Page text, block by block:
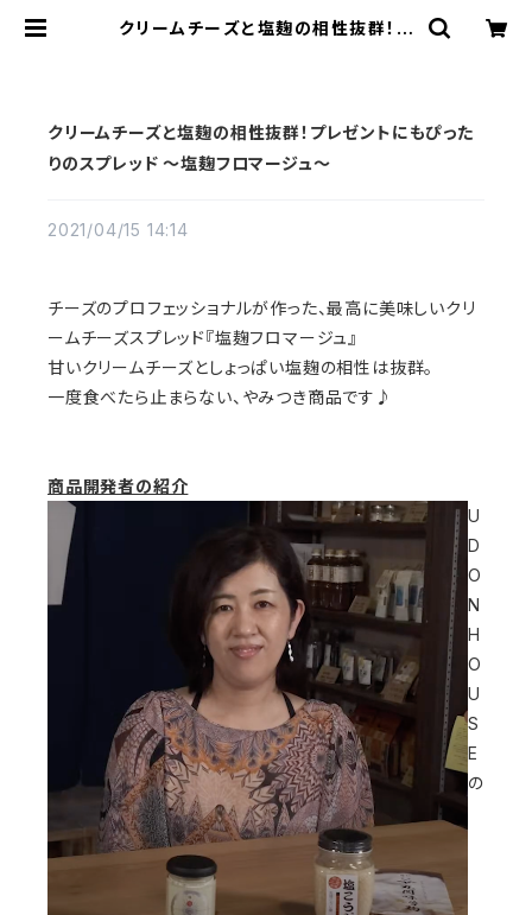
クリームチーズと塩麹の相性抜群！プ
クリームチーズと塩麹の相性抜群！プレゼントにもぴった
りのスプレッド 〜塩麹フロマージュ〜
2021/04/15 14:14
チーズのプロフェッショナルが作った、最高に美味しいクリ
ームチーズスプレッド『塩麹フロマージュ』
甘いクリームチーズとしょっぱい塩麹の相性は抜群。
一度食べたら止まらない、やみつき商品です♪
商品開発者の紹介
U
D
O
N
H
O
U
S
E
の